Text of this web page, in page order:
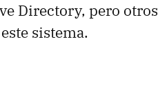
Directory, pero otros
sistema.